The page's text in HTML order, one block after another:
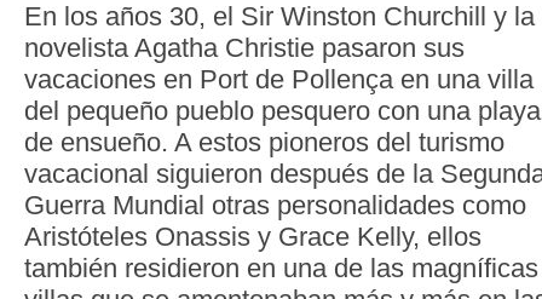
En los años 30, el Sir Winston Churchill y la
novelista Agatha Christie pasaron sus
vacaciones en Port de Pollença en una villa
del pequeño pueblo pesquero con una playa
de ensueño. A estos pioneros del turismo
vacacional siguieron después de la
Guerra Mundial otras personalidades como
Aristóteles Onassis y Grace Kelly, ellos
también residieron en una de las magníficas